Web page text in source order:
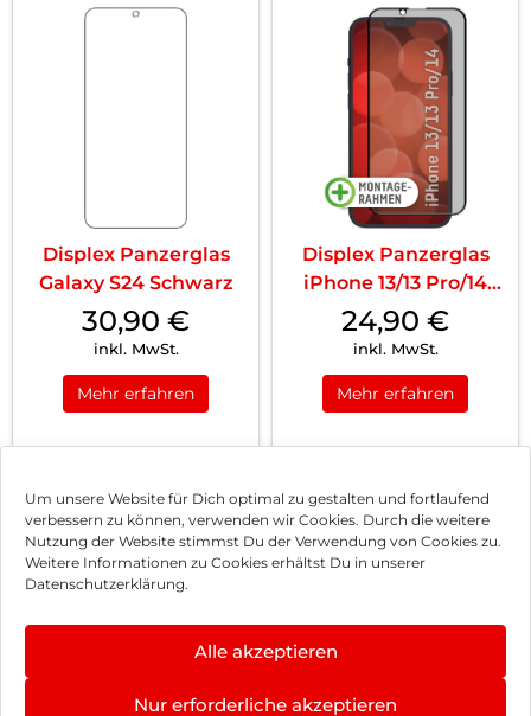
Um unsere Website für Dich optimal zu gestalten und fortlaufend
verbessern zu können, verwenden wir Cookies. Durch die weitere
Nutzung der Website stimmst Du der Verwendung von Cookies zu.
Weitere Informationen zu Cookies erhältst Du in unserer
Datenschutzerklärung.
Alle akzeptieren
Nur erforderliche akzeptieren
Displex Panzerglas
Galaxy S24 Schwarz
30,90 €
inkl. MwSt.
Mehr erfahren
Displex Panzerglas
iPhone 13/13 Pro/14
Schwarz
24,90 €
inkl. MwSt.
Mehr erfahren
1 2 3 … 8 Nächste
Impressum